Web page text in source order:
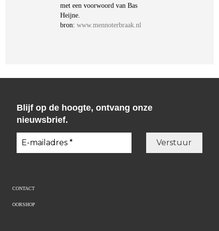
met een voorwoord van Bas
Heijne.
bron:www.mennoterbraak.nl
Blijf op de hoogte, ontvang onze
nieuwsbrief.
CONTACT
OORSHOP